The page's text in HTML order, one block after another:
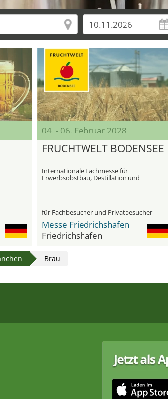
04. - 06. Februar 2028
FRUCHTWELT BODENSEE
Internationale Fachmesse für
Erwerbsobstbau, Destillation und
für Fachbesucher und Privatbesucher
Messe Friedrichshafen
Friedrichshafen
Brau